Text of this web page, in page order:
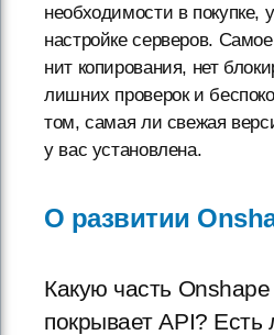
необходимости в покупке,
настройке серверов.
нит копирования, нет
лишних проверок и
том, самая ли свежая
у вас установлена.
О развитии
Какую часть Onshape
покрывает API? Есть